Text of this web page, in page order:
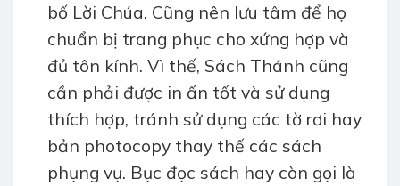
bố Lời Chúa. Cũng nên lưu tâm để họ
chuẩn bị trang phục cho xứng hợp và
đủ tôn kính. Vì thế, Sách Thánh cũng
cần phải được in ấn tốt và sử dụng
thích hợp, tránh sử dụng các tờ rơi hay
bản photocopy thay thế các sách
phụng vụ. Bục đọc sách hay còn gọi là